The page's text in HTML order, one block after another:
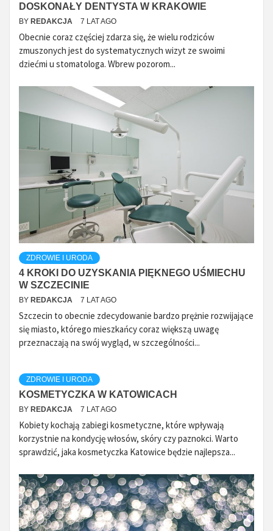
DOSKONAŁY DENTYSTA W KRAKOWIE
BY REDAKCJA 7 LAT AGO
Obecnie coraz częściej zdarza się, że wielu rodziców
zmuszonych jest do systematycznych wizyt ze swoimi
dziećmi u stomatologa. Wbrew pozorom...
ZDROWIE I URODA
4 KROKI DO UZYSKANIA PIĘKNEGO UŚMIECHU
W SZCZECINIE
BY REDAKCJA 7 LAT AGO
Szczecin to obecnie zdecydowanie bardzo prężnie rozwijające
się miasto, którego mieszkańcy coraz większą uwagę
przeznaczają na swój wygląd, w szczególności...
ZDROWIE I URODA
KOSMETYCZKA W KATOWICACH
BY REDAKCJA 7 LAT AGO
Kobiety kochają zabiegi kosmetyczne, które wpływają
korzystnie na kondycję włosów, skóry czy paznokci. Warto
sprawdzić, jaka kosmetyczka Katowice będzie najlepsza...